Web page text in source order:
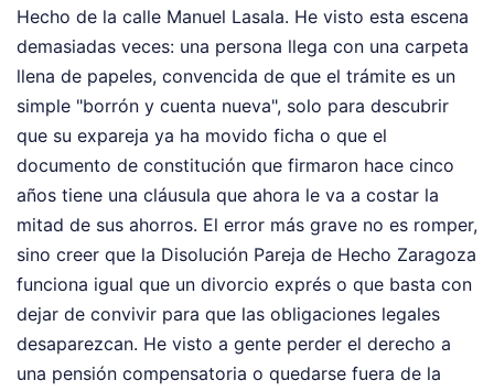
Hecho de la calle Manuel Lasala. He visto esta escena
demasiadas veces: una persona llega con una carpeta
llena de papeles, convencida de que el trámite es un
simple "borrón y cuenta nueva", solo para descubrir
que su expareja ya ha movido ficha o que el
documento de constitución que firmaron hace cinco
años tiene una cláusula que ahora le va a costar la
mitad de sus ahorros. El error más grave no es romper,
sino creer que la Disolución Pareja de Hecho Zaragoza
funciona igual que un divorcio exprés o que basta con
dejar de convivir para que las obligaciones legales
desaparezcan. He visto a gente perder el derecho a
una pensión compensatoria o quedarse fuera de la